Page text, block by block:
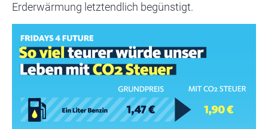
Erderwärmung letztendlich begünstigt.